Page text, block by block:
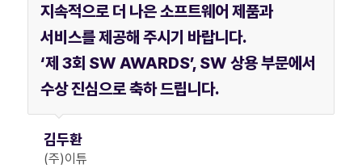
지속적으로 더 나은 소프트웨어 제품과
서비스를 제공해 주시기 바랍니다.
‘제 3회 SW AWARDS’, SW 상용 부문에서
수상 진심으로 축하 드립니다.
김두환
(주)이튜